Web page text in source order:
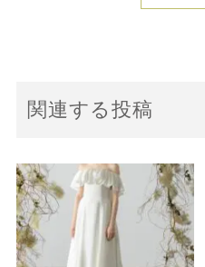
関連する投稿